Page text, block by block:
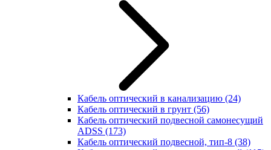
Кабель оптический в канализацию (24)
Кабель оптический в грунт (56)
Кабель оптический подвесной самонесущий
ADSS (173)
Кабель оптический подвесной, тип-8 (38)